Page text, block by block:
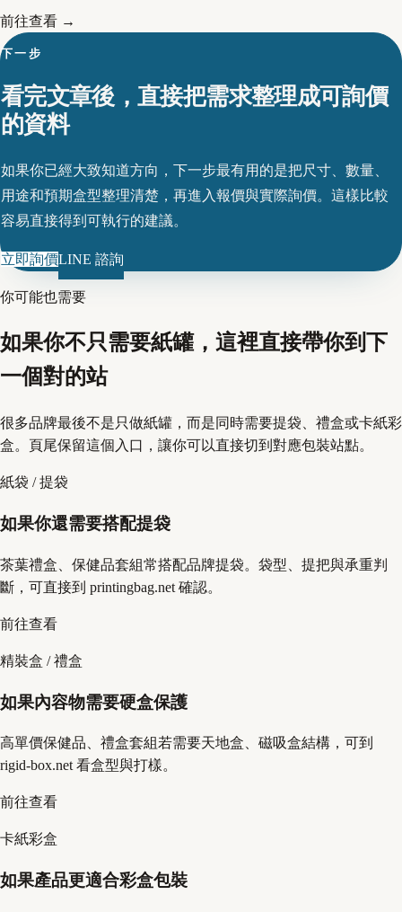
前往查看 →
下一步
看完文章後，直接把需求整理成可詢價
的資料
如果你已經大致知道方向，下一步最有用的是把尺寸、數量、
用途和預期盒型整理清楚，再進入報價與實際詢價。這樣比較
容易直接得到可執行的建議。
立即詢價LINE 諮詢
你可能也需要
如果你不只需要紙罐，這裡直接帶你到下
一個對的站
很多品牌最後不是只做紙罐，而是同時需要提袋、禮盒或卡紙彩
盒。頁尾保留這個入口，讓你可以直接切到對應包裝站點。
紙袋 / 提袋
如果你還需要搭配提袋
茶葉禮盒、保健品套組常搭配品牌提袋。袋型、提把與承重判
斷，可直接到 printingbag.net 確認。
前往查看
精裝盒 / 禮盒
如果內容物需要硬盒保護
高單價保健品、禮盒套組若需要天地盒、磁吸盒結構，可到
rigid-box.net 看盒型與打樣。
前往查看
卡紙彩盒
如果產品更適合彩盒包裝